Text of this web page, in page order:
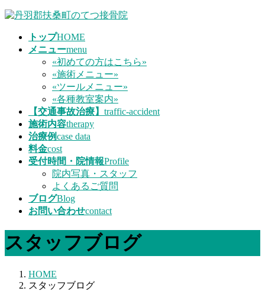
コ
ナ
トップHOME
メニューmenu
«初めての方はこちら»
«施術メニュー»
«ツールメニュー»
«各種教室案内»
【交通事故治療】 traffic-accident
施術内容therapy
治療例case data
料金cost
受付時間・院情報Profile
院内写真・スタッフ
よくあるご質問
ブログBlog
お問い合わせcontact
スタッフブログ
HOME
スタッフブログ